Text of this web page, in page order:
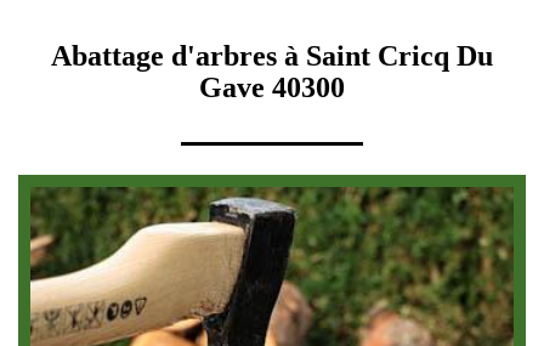
Abattage d'arbres à Saint Cricq Du
Gave 40300